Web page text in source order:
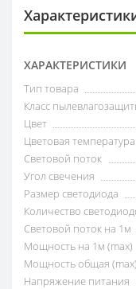
ХАРАКТЕРИСТИКИ
Тип товара
Класс
Цвет
Цветовая температура
Световой поток
Угол свечения
Размер светодиода
Количество
Световой поток на 1м
Мощность на 1м (max)
Мощность общая (max)
Напряжение питания